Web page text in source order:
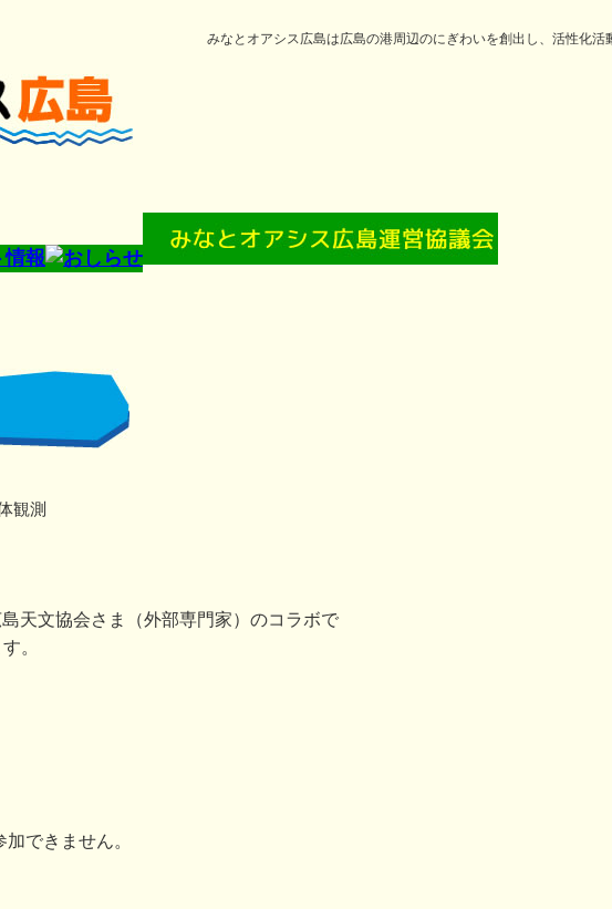
みなとオアシス広島は広島の港周辺のにぎわいを創出し、活性化活
観測
天文協会さま（外部専門家）のコラボで
。
できません。